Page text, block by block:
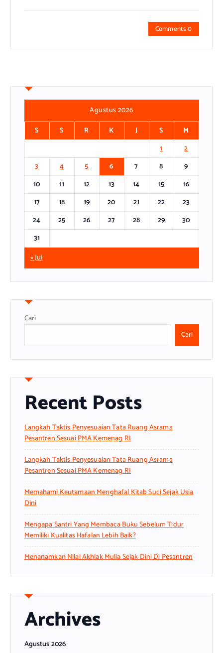
Comments 0
Agustus 2026
S
S R K J S
M
1
2
3
4 5 6 7 8
9
10
11 12 13 14 15
16
17
18 19 20 21 22
23
24
25 26 27 28 29
30
31
« Jul
Cari
Cari
Recent Posts
Langkah Taktis Penyesuaian Tata Ruang Asrama
Pesantren Sesuai PMA Kemenag RI
Langkah Taktis Penyesuaian Tata Ruang Asrama
Pesantren Sesuai PMA Kemenag RI
Memahami Keutamaan Menghafal Kitab Suci Sejak Usia
Dini
Mengapa Santri Yang Membaca Buku Sebelum Tidur
Memiliki Kualitas Hafalan Lebih Baik?
Menanamkan Nilai Akhlak Mulia Sejak Dini Di Pesantren
Archives
Agustus 2026